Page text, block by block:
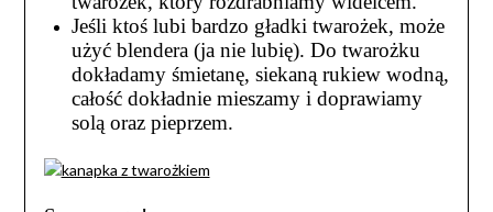
Jeśli ktoś lubi bardzo gładki twarożek, może
użyć blendera (ja nie lubię). Do twarożku
dokładamy śmietanę, siekaną rukiew wodną,
całość dokładnie mieszamy i doprawiamy
solą oraz pieprzem.